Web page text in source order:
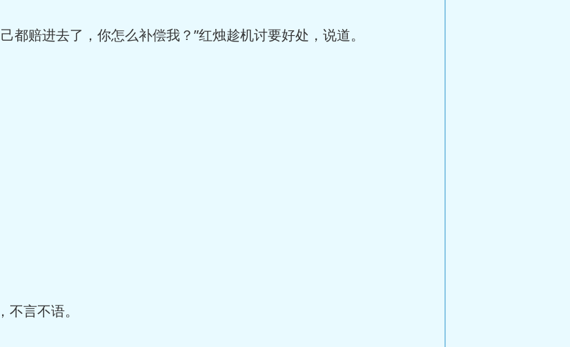
赔进去了，你怎么补偿我？”红烛趁机讨要好处，说道。
言不语。